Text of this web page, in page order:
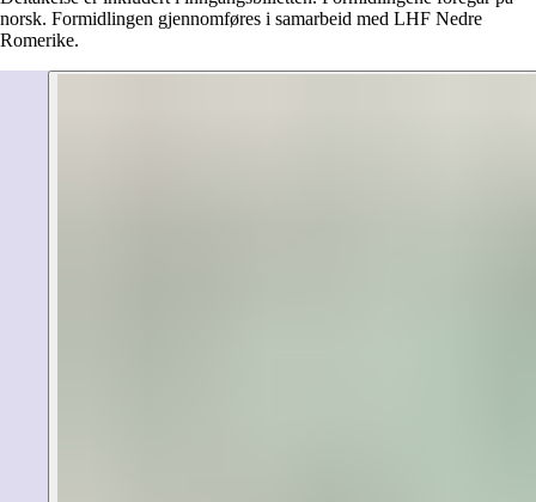
norsk. Formidlingen gjennomføres i samarbeid med LHF Nedre
Romerike.